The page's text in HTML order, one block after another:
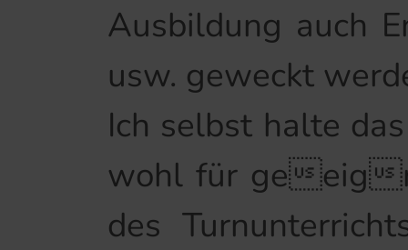
Ausbildung auch
usw. geweckt
Ich selbst halte
wohl für geeig
des